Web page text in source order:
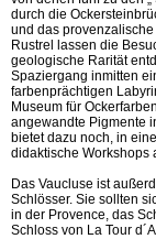
durch die
und das
Rustrel lassen die
geologische Rarität
Spaziergang inmitten
farbenprächtigen
Museum für
angewandte Pigmente
bietet dazu noch, in
didaktische Workshops
Das Vaucluse ist
Schlösser. Sie sollten
in der Provence, das
Schloss von La Tour